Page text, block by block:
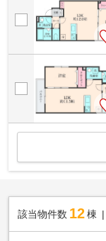
該当物件数 12棟